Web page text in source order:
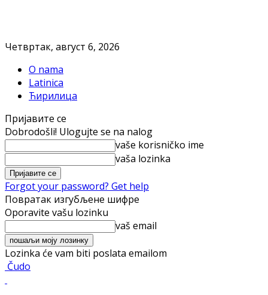
Четвртак, август 6, 2026
O nama
Latinica
Ћирилица
Пријавите се
Dobrodošli! Ulogujte se na nalog
vaše korisničko ime
vaša lozinka
Forgot your password? Get help
Повратак изгубљене шифре
Oporavite vašu lozinku
vaš email
Lozinka će vam biti poslata emailom
Čudo